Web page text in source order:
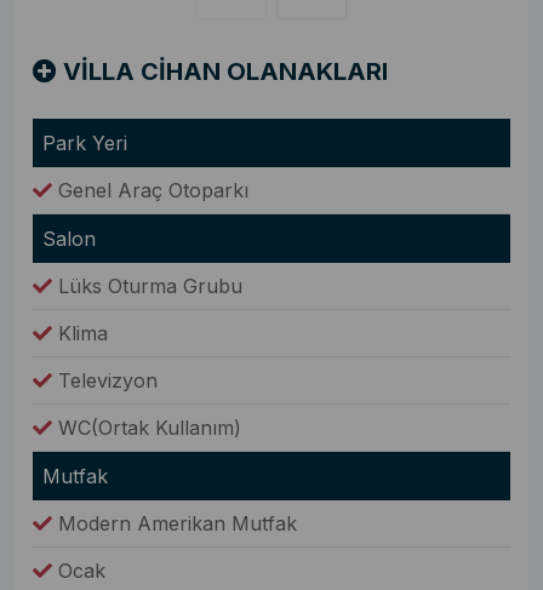
VİLLA CİHAN OLANAKLARI
Park Yeri
Genel Araç Otoparkı
Salon
Lüks Oturma Grubu
Klima
Televizyon
WC(Ortak Kullanım)
Mutfak
Modern Amerikan Mutfak
Ocak